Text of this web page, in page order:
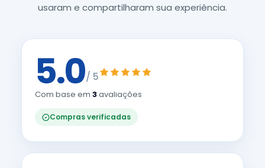
usaram e compartilharam sua experiência.
5.0/ 5
Com base em 3avaliações
Compras verificadas